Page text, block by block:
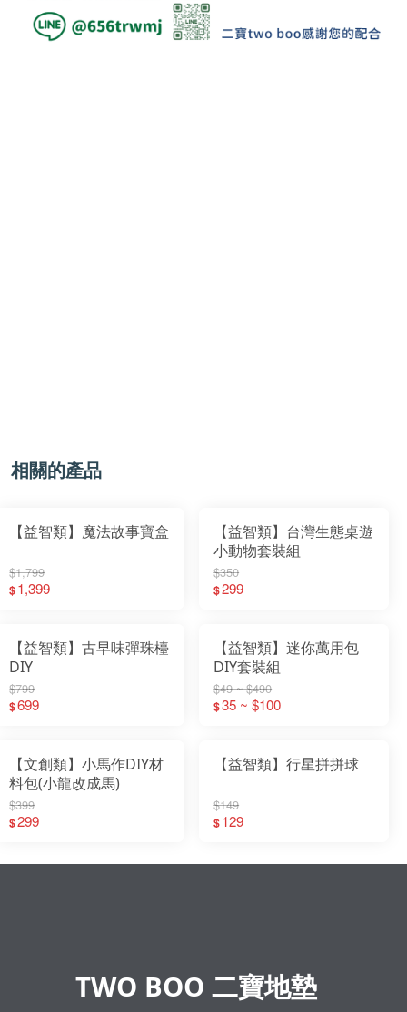
相關的產品
【益智類】魔法故事寶盒
$1,799
$1,399
【益智類】台灣生態桌遊
小動物套裝組
$350
$299
【益智類】古早味彈珠檯
DIY
$799
$699
【益智類】迷你萬用包
DIY套裝組
$49 ~ $490
$35 ~ $100
【文創類】小馬作DIY材
料包(小龍改成馬)
$399
$299
【益智類】行星拼拼球
$149
$129
TWO BOO 二寶地墊